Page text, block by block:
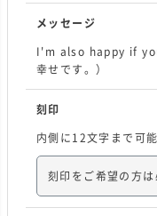
メッセージ
I'm also happy if
幸せです。）
刻印
内側に12文字まで可能
刻印をご希望の方